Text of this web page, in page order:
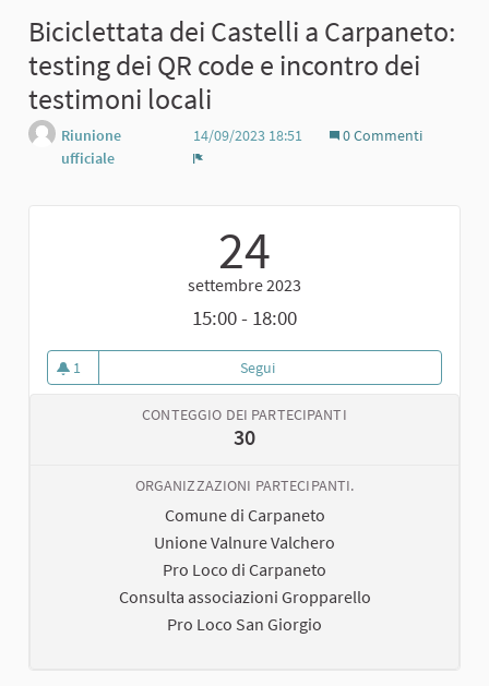
Biciclettata dei Castelli a Carpaneto:
testing dei QR code e incontro dei
testimoni locali
Riunione
ufficiale
14/09/2023 18:51
0 Commenti
24
settembre 2023
15:00 - 18:00
1
1 sostenitori
Segui
CONTEGGIO DEI PARTECIPANTI
30
ORGANIZZAZIONI PARTECIPANTI.
Comune di Carpaneto
Unione Valnure Valchero
Pro Loco di Carpaneto
Consulta associazioni Gropparello
Pro Loco San Giorgio